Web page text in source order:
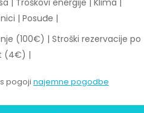
| Troškovi energije | Klima |
| Posuđe |
(100€) | Stroški rezervacije po
(4€) |
pogoji najemne pogodbe